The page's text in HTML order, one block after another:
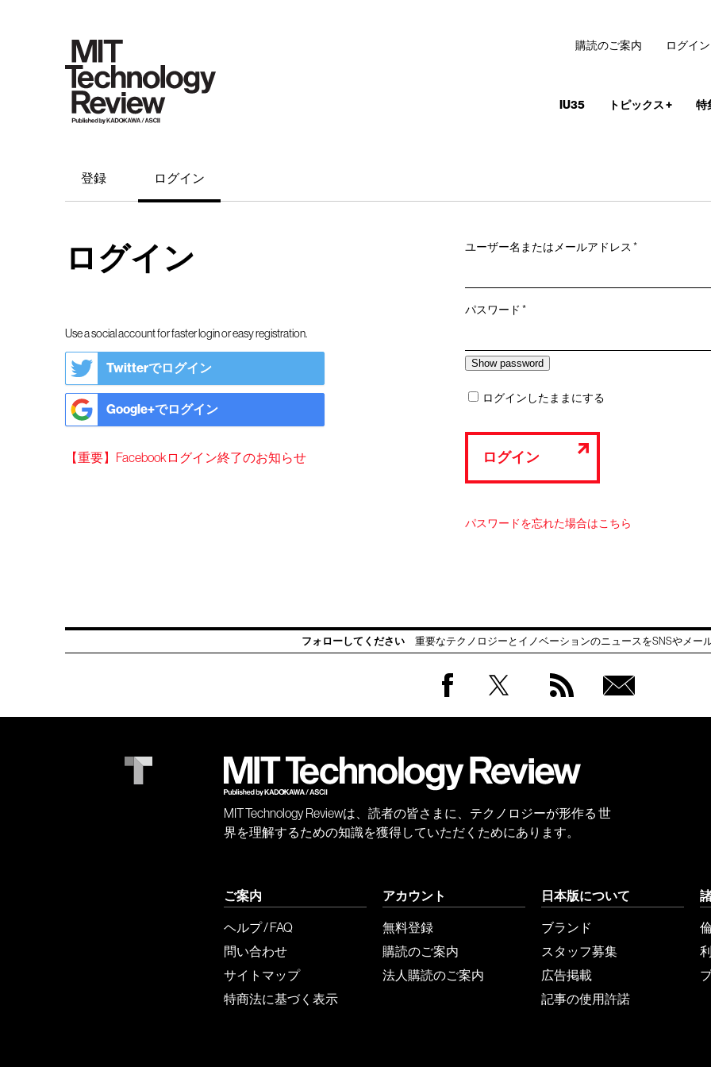
IU35 トピックス+ 特
購読のご案内 ログイン
登録 ログイン
ログイン
Use a social account for faster login or easy registration.
Twitterでログイン
Google+でログイン
【重要】Facebookログイン終了のお知らせ
ユーザー名またはメールアドレス*必
パスワード*必
ログインしたままにする
ログイン
パスワードを忘れた場合はこちら
フォローしてください 重要なテクノロジーとイノベーションのニュースをSNSやメー
会員
MIT Technology Reviewは、読者の皆さまに、テクノロジーが形作る 世
界を理解するための知識を獲得していただくためにあります。
ご案内
ヘルプ / FAQ
問い合わせ
サイトマップ
特商法に基づく表示
アカウント
無料登録
購読のご案内
法人購読のご案内
日本版について
ブランド
スタッフ募集
広告掲載
記事の使用許諾